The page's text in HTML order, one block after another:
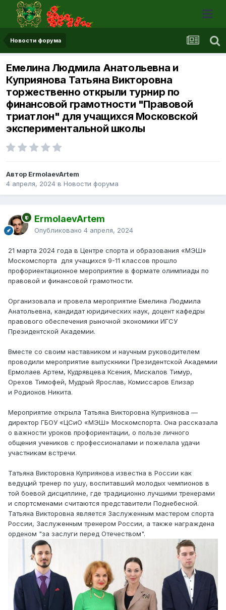
Новости форума
Емелина Людмила Анатольевна и
Куприянова Татьяна Викторовна
торжественно открыли турнир по
финансовой грамотности "Правовой
триатлон" для учащихся Московской
экспериментальной школы
Автор ErmolaevArtem
4 апреля, 2024 в Новости форума
ErmolaevArtem
Опубликовано 4 апреля, 2024
21 марта 2024 года в Центре спорта и образования «МЭШ»
Москомспорта для учащихся 9-11 классов прошло
профориентационное мероприятие в формате олимпиады по
правовой и финансовой грамотности.
Организовала и провела мероприятие Емелина Людмила
Анатольевна, кандидат юридических наук, доцент кафедры
правового обеспечения рыночной экономики ИГСУ
Президентской Академии.
Вместе со своим наставником и научным руководителем
проводили мероприятие выпускники Президентской Академии
Ермолаев Артем, Кудрявцева Ксения, Мискалов Тимур,
Орехов Тимофей, Мудрый Ярослав, Комиссаров Елизар
и Родионов Никита.
Мероприятие открыла Татьяна Викторовна Куприянова —
директор ГБОУ «ЦСиО «МЭШ» Москомспорта. Она рассказала
о важности уроков профориентации, о пользе личного
общения учеников с профессионалами и пожелала удачи
участникам встречи.
Татьяна Викторовна Куприянова известна в России как
ведущий тренер по ушу, воспитавший молодых чемпионов в
той боевой дисциплине, где традиционно лучшими тренерами
и спортсменами считаются представители Поднебесной.
Татьяна Викторовна является Заслуженным мастером спорта
России, Заслуженным тренером России, а также награждена
орденом "за заслуги перед Отечеством".